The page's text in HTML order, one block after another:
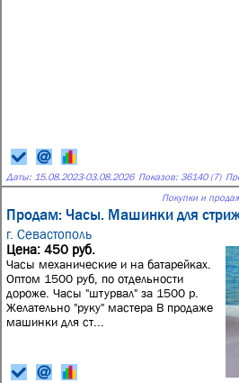
Даты: 15.08.2023-03.08.2026 Показов: 36140 (7)
Покупки и
Продам: Часы. Машинки для
г. Севастополь
Цена: 450 руб.
Часы механические и на батарейках.
Оптом 1500 руб, по отдельности
дороже. Часы "штурвал" за 1500 р.
Желательно "руку" мастера В продаже
машинки для ст...